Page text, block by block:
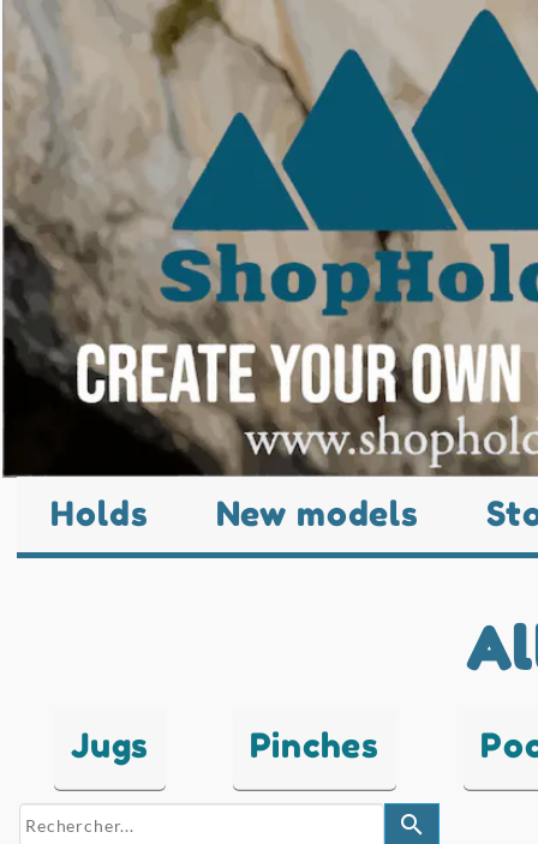
Holds New models
Jugs Pinches
search